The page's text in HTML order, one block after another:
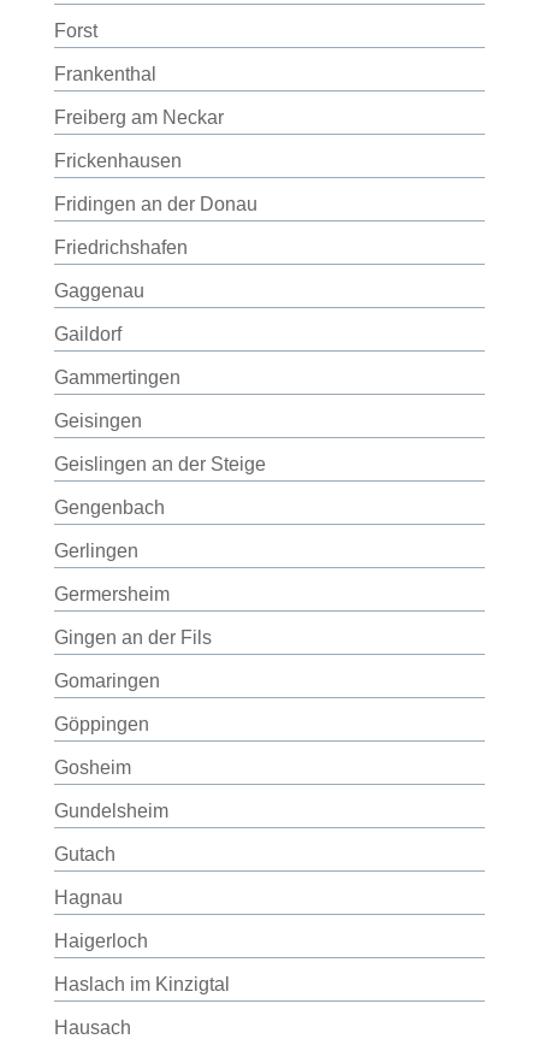
Forst
Frankenthal
Freiberg am Neckar
Frickenhausen
Fridingen an der Donau
Friedrichshafen
Gaggenau
Gaildorf
Gammertingen
Geisingen
Geislingen an der Steige
Gengenbach
Gerlingen
Germersheim
Gingen an der Fils
Gomaringen
Göppingen
Gosheim
Gundelsheim
Gutach
Hagnau
Haigerloch
Haslach im Kinzigtal
Hausach